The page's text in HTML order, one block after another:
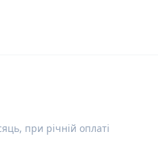
при річній оплаті